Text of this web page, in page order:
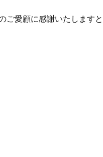
ご愛顧に感謝いたします